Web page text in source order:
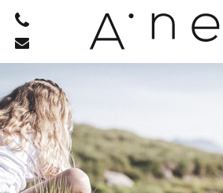
HOTEL
RISTORANTE
BENESSERE
ATTIVITÀ